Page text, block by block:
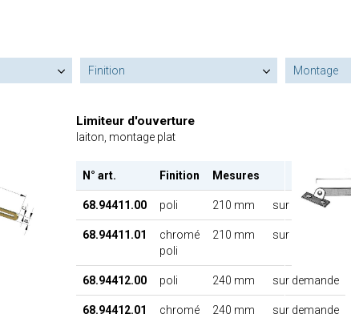
Finition Montage
Limiteur d'ouverture
laiton, montage plat
N° art. Finition Mesures
68.94411.00 poli 210 mm sur demande
68.94411.01
chromé
poli
210 mm sur demande
68.94412.00 poli 240 mm sur demande
68.94412.01
chromé
240 mm sur demande